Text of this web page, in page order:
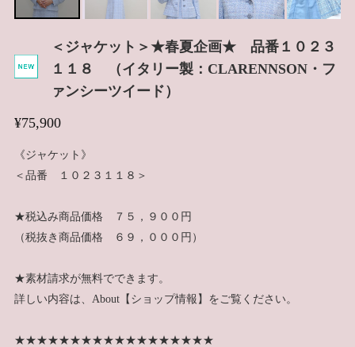
＜ジャケット＞★春夏企画★ 品番１０２３
１１８ （イタリー製：CLARENNSON・フ
ァンシーツイード）
¥75,900
《ジャケット》
＜品番 １０２３１１８＞
★税込み商品価格 ７５，９００円
（税抜き商品価格 ６９，０００円）
★素材請求が無料でできます。
詳しい内容は、About【ショップ情報】をご覧ください。
★★★★★★★★★★★★★★★★★★